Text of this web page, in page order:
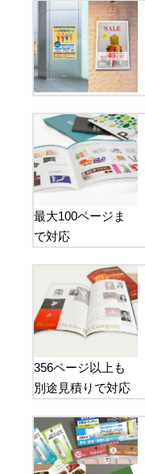
最大100ページま
で対応
356ページ以上も
別途見積りで対応